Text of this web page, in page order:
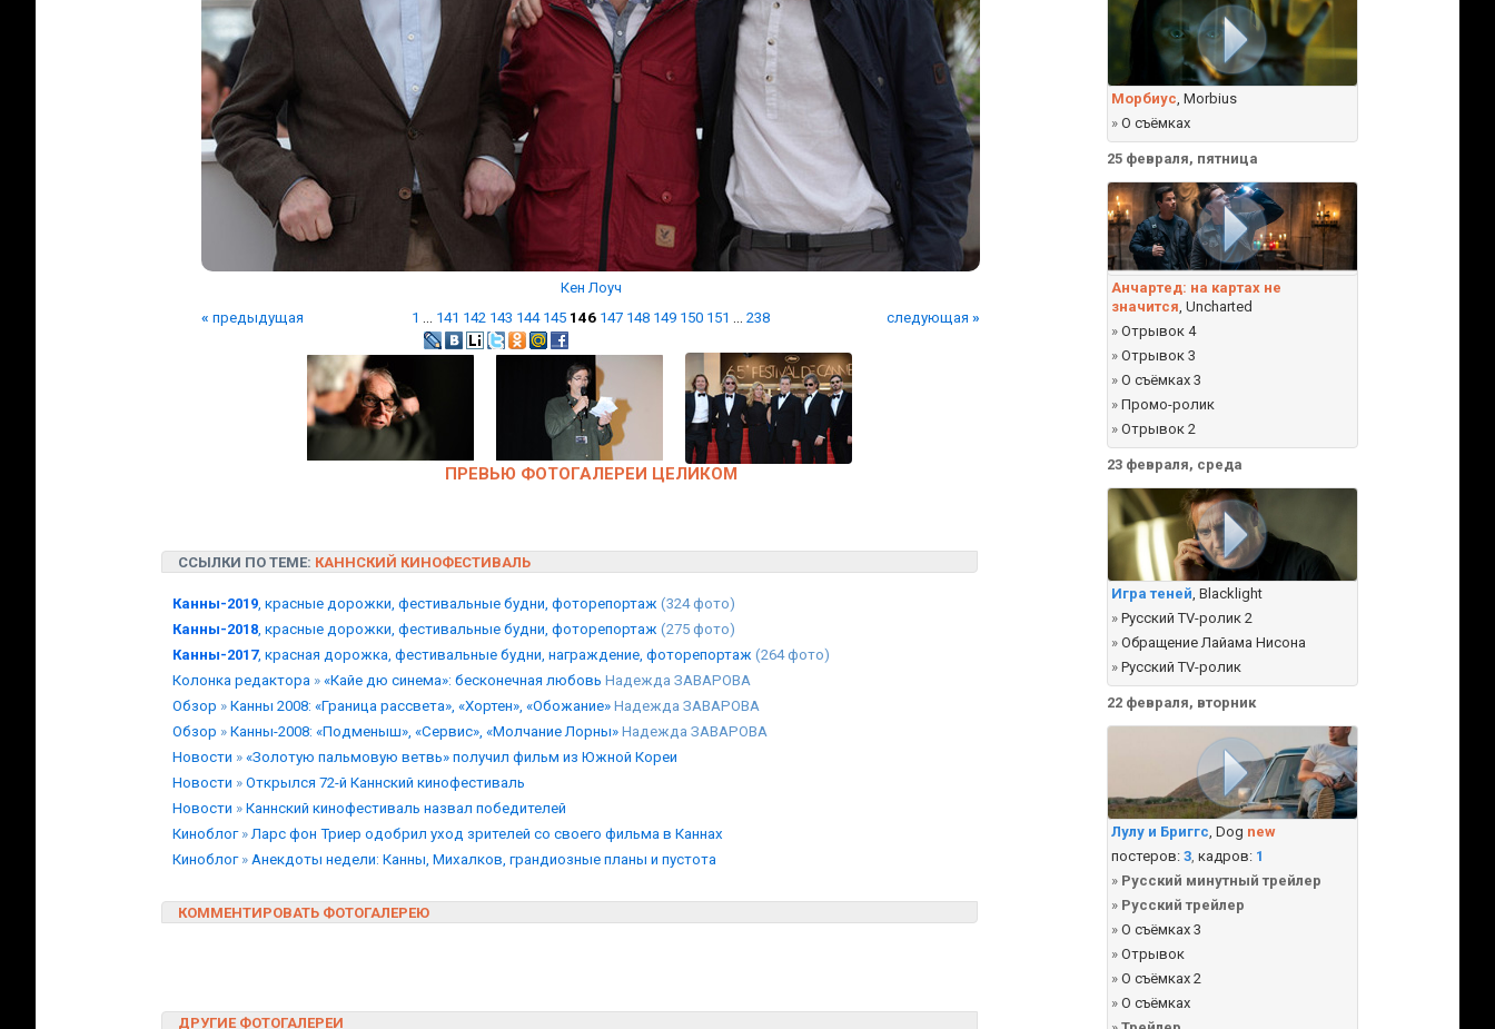
Кен Лоуч
« предыдущая 1 ... 141 142 143 144 145 146 147 148 149 150 151 ... 238 следующая »
ПРЕВЬЮ ФОТОГАЛЕРЕИ ЦЕЛИКОМ
ССЫЛКИ ПО ТЕМЕ: КАННСКИЙ КИНОФЕСТИВАЛЬ
Канны-2019, красные дорожки, фестивальные будни, фоторепортаж (324 фото)
Канны-2018, красные дорожки, фестивальные будни, фоторепортаж (275 фото)
Канны-2017, красная дорожка, фестивальные будни, награждение, фоторепортаж (264 фото)
Колонка редактора » «Кайе дю синема»: бесконечная любовь Надежда ЗАВАРОВА
Обзор » Канны 2008: «Граница рассвета», «Хортен», «Обожание» Надежда ЗАВАРОВА
Обзор » Канны-2008: «Подменыш», «Сервис», «Молчание Лорны» Надежда ЗАВАРОВА
Новости » «Золотую пальмовую ветвь» получил фильм из Южной Кореи
Новости » Открылся 72-й Каннский кинофестиваль
Новости » Каннский кинофестиваль назвал победителей
Киноблог»Ларс фон Триер одобрил уход зрителей со своего фильма в Каннах
Киноблог» Анекдоты недели: Канны, Михалков, грандиозные планы и пустота
КОММЕНТИРОВАТЬ ФОТОГАЛЕРЕЮ
ДРУГИЕ ФОТОГАЛЕРЕИ
Морбиус, Morbius
» О съёмках
25 февраля, пятница
Анчартед: на картах не
значится, Uncharted
» Отрывок 4
» Отрывок 3
» О съёмках 3
» Промо-ролик
» Отрывок 2
23 февраля, среда
Игра теней, Blacklight
» Русский TV-ролик 2
» Обращение Лайама Нисона
» Русский TV-ролик
22 февраля, вторник
Лулу и Бриггс, Dog new
постеров: 3, кадров: 1
» Русский минутный трейлер
» Русский трейлер
» О съёмках 3
» Отрывок
» О съёмках 2
» О съёмках